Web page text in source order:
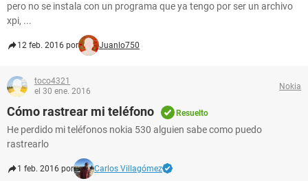
pero no se instala con un programa que ya tengo por ser un archivo
xpi, ...
12 feb. 2016 por Juanlo750
toco4321
el 30 ene. 2016
Nokia
Cómo rastrear mi teléfono Resuelto
He perdido mi teléfonos nokia 530 alguien sabe como puedo
rastrearlo
1 feb. 2016 por Carlos Villagómez